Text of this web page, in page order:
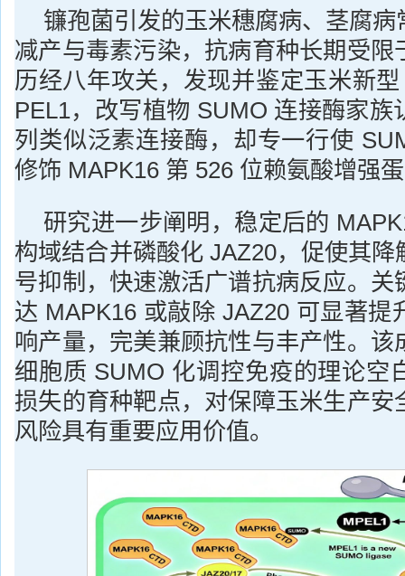
镰孢菌引发的玉米穗腐病、茎腐
减产与毒素污染，抗病育种长期受限
历经八年攻关，发现并鉴定玉米新
PEL1，改写植物 SUMO 连接酶家族
列类似泛素连接酶，却专一行使
修饰 MAPK16 第 526 位赖氨酸增强
研究进一步阐明，稳定后的
构域结合并磷酸化 JAZ20，促使其降
号抑制，快速激活广谱抗病反应。关
达 MAPK16 或敲除 JAZ20 可显著提
响产量，完美兼顾抗性与丰产性。该
细胞质 SUMO 化调控免疫的理论空
损失的育种靶点，对保障玉米生产安
风险具有重要应用价值。